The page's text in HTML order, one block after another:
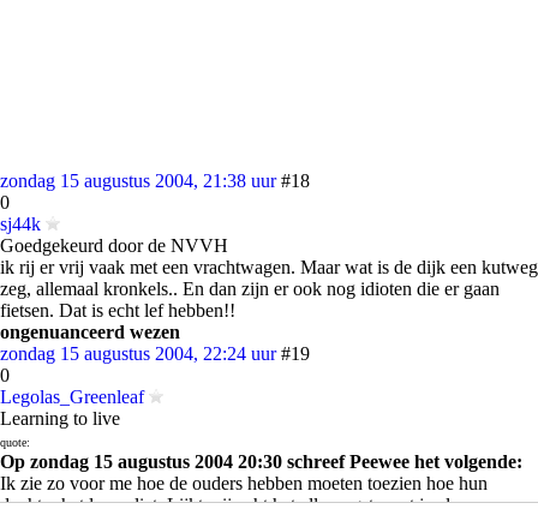
zondag 15 augustus 2004, 21:38 uur #18
0
sj44k
Goedgekeurd door de NVVH
ik rij er vrij vaak met een vrachtwagen. Maar wat is de dijk een kutweg
zeg, allemaal kronkels.. En dan zijn er ook nog idioten die er gaan
fietsen. Dat is echt lef hebben!!
ongenuanceerd wezen
zondag 15 augustus 2004, 22:24 uur #19
0
Legolas_Greenleaf
Learning to live
quote:
Op zondag 15 augustus 2004 20:30 schreef Peewee het volgende:
Ik zie zo voor me hoe de ouders hebben moeten toezien hoe hun
dochter het leven liet. Lijkt mij echt het aller ergste wat je als mens mee